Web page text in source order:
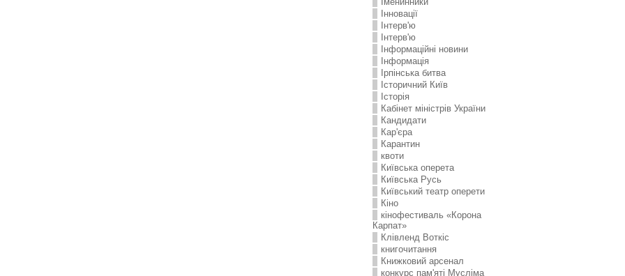
Інновації
Інтерв'ю
Інтерв'ю
Інформаційні новини
Інформація
Ірпінська битва
Історичний Київ
Історія
Кабінет міністрів України
Кандидати
Кар'єра
Карантин
квоти
Київська оперета
Київська Русь
Київський театр оперети
Кіно
кінофестиваль «Корона
Карпат»
Клівленд Воткіс
книгочитання
Книжковий арсенал
конкурс пам'яті Мусліма